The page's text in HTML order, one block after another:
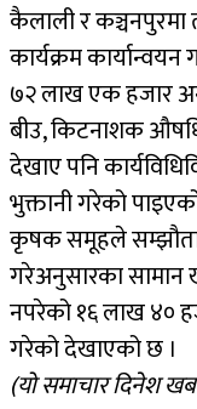
कैलाली र
कार्यक्रम
७२ लाख एक हजार
बीउ, किटनाशक
देखाए पनि
भुक्तानी गरेको
कृषक समूहले
गरेअनुसारका सामान
नपरेको १६ लाख ४०
गरेको देखाएको छ ।
(यो समाचार दिनेश